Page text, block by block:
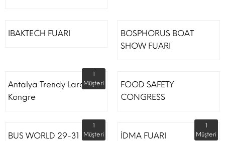
IBAKTECH FUARI
BOSPHORUS BOAT
SHOW FUARI
Antalya Trendy Lara Otel
Kongre
1
Müşteri
FOOD SAFETY
CONGRESS
BUS WORLD 29-31
1
Müşteri
İDMA FUARI
1
Müşteri